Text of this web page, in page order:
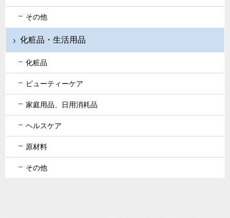
その他
化粧品・生活用品
化粧品
ビューティーケア
家庭用品、日用消耗品
ヘルスケア
原材料
その他